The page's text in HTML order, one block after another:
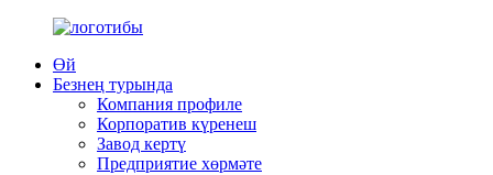
Өй
Безнең турында
Компания профиле
Корпоратив күренеш
Завод кертү
Предприятие хөрмәте